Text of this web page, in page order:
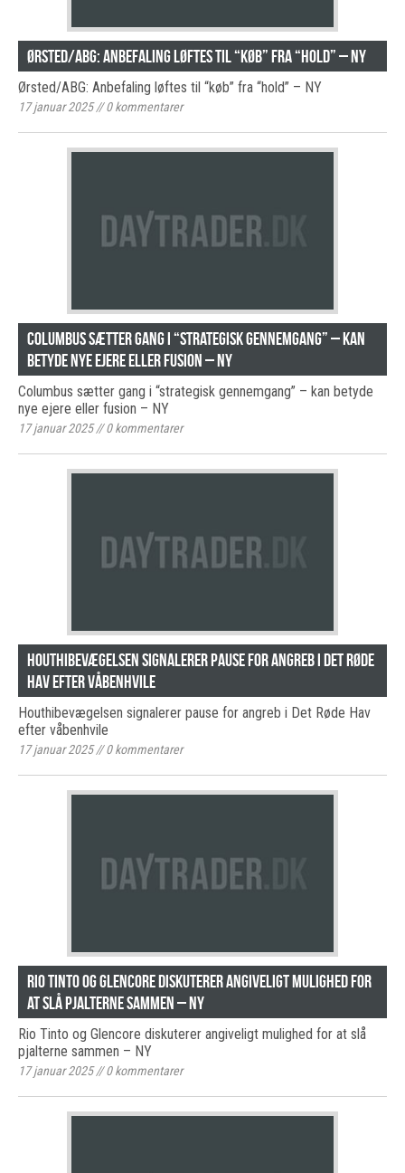
Ørsted/ABG: Anbefaling løftes til “køb” fra “hold” – NY
Ørsted/ABG: Anbefaling løftes til “køb” fra “hold” – NY
17 januar 2025//0kommentarer
Columbus sætter gang i “strategisk gennemgang” – kan
betyde nye ejere eller fusion – NY
Columbus sætter gang i “strategisk gennemgang” – kan betyde
nye ejere eller fusion – NY
17 januar 2025//0kommentarer
Houthibevægelsen signalerer pause for angreb i Det Røde
Hav efter våbenhvile
Houthibevægelsen signalerer pause for angreb i Det Røde Hav
efter våbenhvile
17 januar 2025//0kommentarer
Rio Tinto og Glencore diskuterer angiveligt mulighed for
at slå pjalterne sammen – NY
Rio Tinto og Glencore diskuterer angiveligt mulighed for at slå
pjalterne sammen – NY
17 januar 2025//0kommentarer